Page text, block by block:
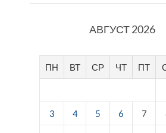
АВГУСТ 2026
ПН ВТ СР ЧТ ПТ
3 4 5 6 7